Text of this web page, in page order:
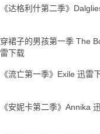
《达格利什第二季》
穿裙子的男孩第一季 The
雷下载
《流亡第一季》Exile 迅雷
《安妮卡第二季》Annika